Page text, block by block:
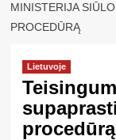
MINISTERIJA
PROCEDŪRĄ
Lietuvoje
procedūrą